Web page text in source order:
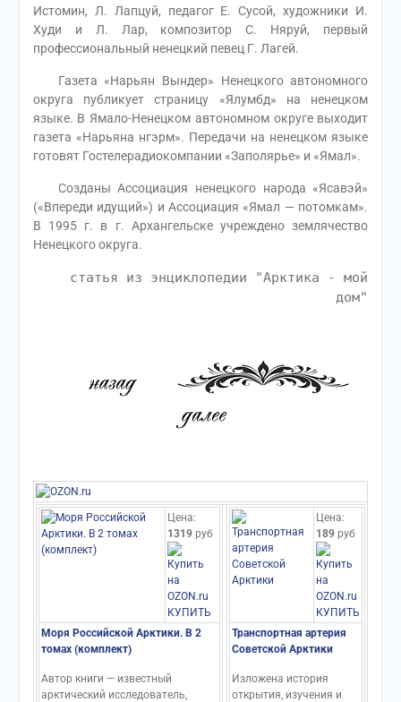
Истомин, Л. Лапцуй, педагог Е. Сусой, художники И.
Худи и Л. Лар, композитор С. Няруй, первый
профессиональный ненецкий певец Г. Лагей.
Газета «Нарьян Вындер» Ненецкого автономного
округа публикует страницу «Ялумбд» на ненецком
языке. В Ямало-Ненецком автономном округе выходит
газета «Нарьяна нгэрм». Передачи на ненецком языке
готовят Гостелерадиокомпании «Заполярье» и «Ямал».
Созданы Ассоциация ненецкого народа «Ясавэй»
(«Впереди идущий») и Ассоциация «Ямал — потомкам».
В 1995 г. в г. Архангельске учреждено землячество
Ненецкого округа.
статья из энциклопедии "Арктика - мой
дом"
Цена:
1319 руб
КУПИТЬ
Моря Российской Арктики. В 2
томах (комплект)
Автор книги — известный
арктический исследователь,
Цена:
189 руб
КУПИТЬ
Транспортная артерия
Советской Арктики
Изложена история
открытия, изучения и